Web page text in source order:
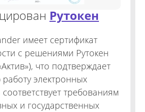
Рутокен
имеет сертификат
с решениями Рутокен
что подтверждает
электронных
требованиям
и государственных